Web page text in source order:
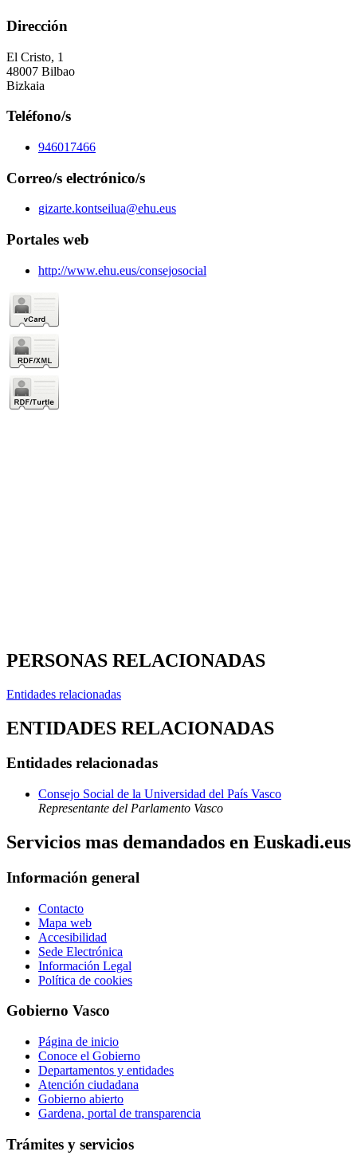
Dirección
El Cristo, 1
48007 Bilbao
Bizkaia
Teléfono/s
946017466
Correo/s electrónico/s
gizarte.kontseilua@ehu.eus
Portales web
http://www.ehu.eus/consejosocial
PERSONAS RELACIONADAS
Entidades relacionadas
ENTIDADES RELACIONADAS
Entidades relacionadas
Consejo Social de la Universidad del País Vasco
Representante del Parlamento Vasco
Servicios mas demandados en Euskadi.eus
Información general
Contacto
Mapa web
Accesibilidad
Sede Electrónica
Información Legal
Política de cookies
Gobierno Vasco
Página de inicio
Conoce el Gobierno
Departamentos y entidades
Atención ciudadana
Gobierno abierto
Gardena, portal de transparencia
Trámites y servicios